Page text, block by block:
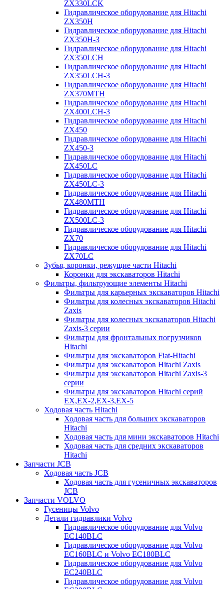
ZX330LCK
Гидравлическое оборудование для Hitachi
ZX350H
Гидравлическое оборудование для Hitachi
ZX350H-3
Гидравлическое оборудование для Hitachi
ZX350LCH
Гидравлическое оборудование для Hitachi
ZX350LCH-3
Гидравлическое оборудование для Hitachi
ZX370MTH
Гидравлическое оборудование для Hitachi
ZX400LCH-3
Гидравлическое оборудование для Hitachi
ZX450
Гидравлическое оборудование для Hitachi
ZX450-3
Гидравлическое оборудование для Hitachi
ZX450LC
Гидравлическое оборудование для Hitachi
ZX450LC-3
Гидравлическое оборудование для Hitachi
ZX480MTH
Гидравлическое оборудование для Hitachi
ZX500LC-3
Гидравлическое оборудование для Hitachi
ZX70
Гидравлическое оборудование для Hitachi
ZX70LC
Зубья, коронки, режущие части Hitachi
Коронки для экскаваторов Hitachi
Фильтры, фильтрующие элементы Hitachi
Фильтры для карьерных экскаваторов Hitachi
Фильтры для колесных экскаваторов Hitachi
Zaxis
Фильтры для колесных экскаваторов Hitachi
Zaxis-3 серии
Фильтры для фронтальных погрузчиков
Hitachi
Фильтры для экскаваторов Fiat-Hitachi
Фильтры для экскаваторов Hitachi Zaxis
Фильтры для экскаваторов Hitachi Zaxis-3
серии
Фильтры для экскаваторов Hitachi серий
EX,EX-2,EX-3,EX-5
Ходовая часть Hitachi
Ходовая часть для больших экскаваторов
Hitachi
Ходовая часть для мини экскаваторов Hitachi
Ходовая часть для средних экскаваторов
Hitachi
Запчасти JCB
Ходовая часть JCB
Ходовая часть для гусеничных экскаваторов
JCB
Запчасти VOLVO
Гусеницы Volvo
Детали гидравлики Volvo
Гидравлическое оборудование для Volvo
EC140BLC
Гидравлическое оборудование для Volvo
EC160BLC и Volvo EC180BLC
Гидравлическое оборудование для Volvo
EC240BLC
Гидравлическое оборудование для Volvo